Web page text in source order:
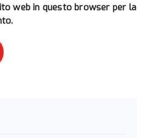
web in questo browser per la